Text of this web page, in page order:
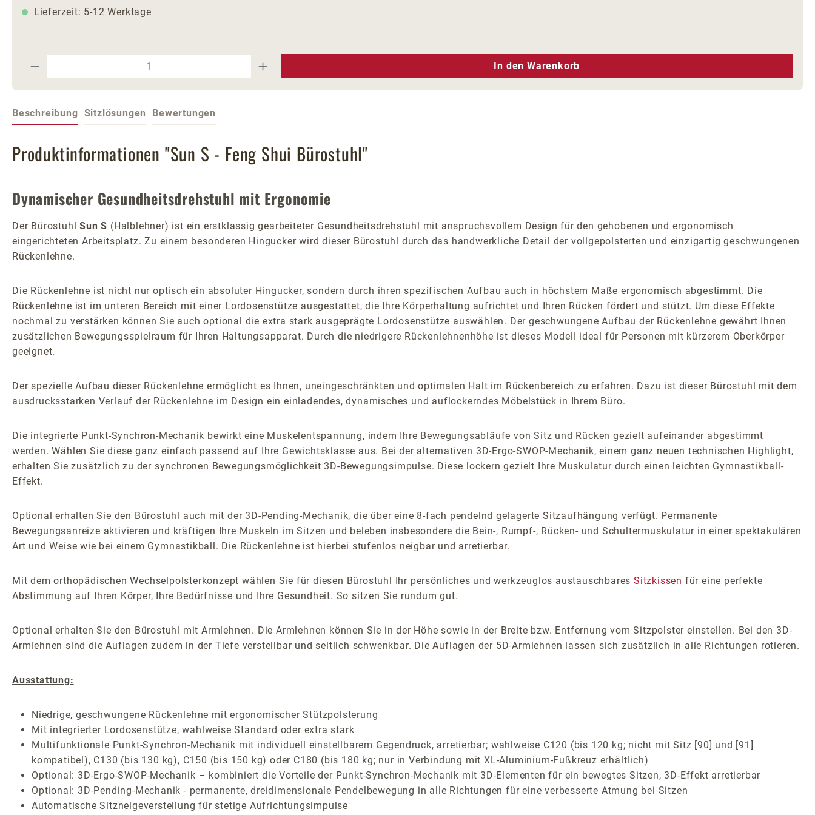
Lieferzeit: 5-12 Werktage
Produkt Anzahl: Gib den gewünschten Wert ein oder benutze die Schaltflächen um die Anzahl zu erhöhen oder zu
In den Warenkorb
Beschreibung Sitzlösungen Bewertungen
Produktinformationen "Sun S - Feng Shui Bürostuhl"
Dynamischer Gesundheitsdrehstuhl mit Ergonomie
Der BürostuhlSun S (Halblehner) ist ein erstklassig gearbeiteter Gesundheitsdrehstuhl mit anspruchsvollem Design für den gehobenen und ergonomisch
eingerichteten Arbeitsplatz. Zu einem besonderen Hingucker wird dieser Bürostuhl durch das handwerkliche Detail der vollgepolsterten und einzigartig geschwungenen
Rückenlehne.
Die Rückenlehne ist nicht nur optisch ein absoluter Hingucker, sondern durch ihren spezifischen Aufbau auch in höchstem Maße ergonomisch abgestimmt. Die
Rückenlehne ist im unteren Bereich mit einer Lordosenstütze ausgestattet, die Ihre Körperhaltung aufrichtet und Ihren Rücken fördert und stützt. Um diese Effekte
nochmal zu verstärken können Sie auch optional die extra stark ausgeprägte Lordosenstütze auswählen. Der geschwungene Aufbau der Rückenlehne gewährt Ihnen
zusätzlichen Bewegungsspielraum für Ihren Haltungsapparat. Durch die niedrigere Rückenlehnenhöhe ist dieses Modell ideal für Personen mit kürzerem Oberkörper
geeignet.
Der spezielle Aufbau dieser Rückenlehne ermöglicht es Ihnen, uneingeschränkten und optimalen Halt im Rückenbereich zu erfahren. Dazu ist dieser Bürostuhl mit dem
ausdrucksstarken Verlauf der Rückenlehne im Design ein einladendes, dynamisches und auflockerndes Möbelstück in Ihrem Büro.
Die integrierte Punkt-Synchron-Mechanik bewirkt eine Muskelentspannung, indem Ihre Bewegungsabläufe von Sitz und Rücken gezielt aufeinander abgestimmt
werden. Wählen Sie diese ganz einfach passend auf Ihre Gewichtsklasse aus. Bei der alternativen 3D-Ergo-SWOP-Mechanik, einem ganz neuen technischen Highlight,
erhalten Sie zusätzlich zu der synchronen Bewegungsmöglichkeit 3D-Bewegungsimpulse. Diese lockern gezielt Ihre Muskulatur durch einen leichten Gymnastikball-
Effekt.
Optional erhalten Sie den Bürostuhl auch mit der 3D-Pending-Mechanik, die über eine 8-fach pendelnd gelagerte Sitzaufhängung verfügt. Permanente
Bewegungsanreize aktivieren und kräftigen Ihre Muskeln im Sitzen und beleben insbesondere die Bein-, Rumpf-, Rücken- und Schultermuskulatur in einer spektakulären
Art und Weise wie bei einem Gymnastikball. Die Rückenlehne ist hierbei stufenlos neigbar und arretierbar.
Mit dem orthopädischen Wechselpolsterkonzept wählen Sie für diesen Bürostuhl Ihr persönliches und werkzeuglos austauschbares Sitzkissen für eine perfekte
Abstimmung auf Ihren Körper, Ihre Bedürfnisse und Ihre Gesundheit. So sitzen Sie rundum gut.
Optional erhalten Sie den Bürostuhl mit Armlehnen. Die Armlehnen können Sie in der Höhe sowie in der Breite bzw. Entfernung vom Sitzpolster einstellen. Bei den 3D-
Armlehnen sind die Auflagen zudem in der Tiefe verstellbar und seitlich schwenkbar. Die Auflagen der 5D-Armlehnen lassen sich zusätzlich in alle Richtungen rotieren.
Ausstattung:
Niedrige, geschwungene Rückenlehne mit ergonomischer Stützpolsterung
Mit integrierter Lordosenstütze, wahlweise Standard oder extra stark
Multifunktionale Punkt-Synchron-Mechanik mit individuell einstellbarem Gegendruck, arretierbar; wahlweise C120 (bis 120 kg; nicht mit Sitz [90] und [91]
kompatibel), C130 (bis 130 kg), C150 (bis 150 kg) oder C180 (bis 180 kg; nur in Verbindung mit XL-Aluminium-Fußkreuz erhältlich)
Optional: 3D-Ergo-SWOP-Mechanik – kombiniert die Vorteile der Punkt-Synchron-Mechanik mit 3D-Elementen für ein bewegtes Sitzen, 3D-Effekt arretierbar
Optional: 3D-Pending-Mechanik - permanente, dreidimensionale Pendelbewegung in alle Richtungen für eine verbesserte Atmung bei Sitzen
Automatische Sitzneigeverstellung für stetige Aufrichtungsimpulse